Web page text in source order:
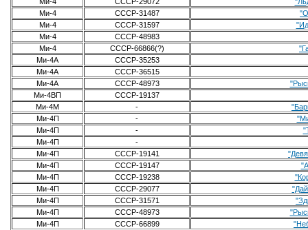
Ми-4
CCCP-31487
Ми-4
СССР-31597
Ми-4
СССР-48983
Ми-4
CCCP-66866(?)
Ми-4А
СССР-35253
Ми-4А
CCCP-36515
Ми-4А
CCCP-48973
Ми-4ВП
CCCP-19137
Ми-4М
-
Ми-4П
-
Ми-4П
-
Ми-4П
-
Ми-4П
CCCP-19141
Ми-4П
CCCP-19147
Ми-4П
CCCP-19238
Ми-4П
CCCP-29077
Ми-4П
CCCP-31571
Ми-4П
CCCP-48973
Ми-4П
CCCP-66899